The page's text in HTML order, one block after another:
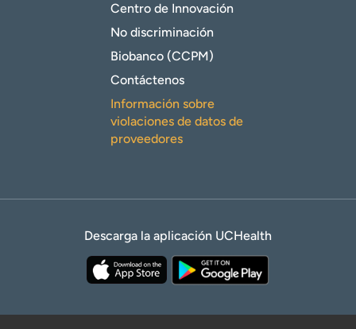
Centro de Innovación
No discriminación
Biobanco (CCPM)
Contáctenos
Información sobre
violaciones de datos de
proveedores
Descarga la aplicación UCHealth